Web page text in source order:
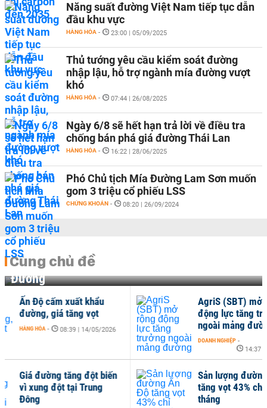
Năng suất đường Việt Nam tiếp tục dẫn
đầu khu vực
HÀNG HÓA - 23:00 | 05/09/2025
Thủ tướng yêu cầu kiểm soát đường
nhập lậu, hỗ trợ ngành mía đường vượt
khó
HÀNG HÓA - 07:44 | 26/08/2025
Ngày 6/8 sẽ hết hạn trả lời về điều tra
chống bán phá giá đường Thái Lan
HÀNG HÓA - 16:22 | 28/06/2025
Phó Chủ tịch Mía Đường Lam Sơn muốn
gom 3 triệu cổ phiếu LSS
CHỨNG KHOÁN - 08:20 | 26/09/2024
Cùng chủ đề
Đường
AgriS (SBT) mở rộng
động lực tăng trưởng
ngoài mảng đường
14:37 | 02/02/2026
Sản lượng đường Ấn Độ
tăng vọt 43% chỉ trong hai
Ấn